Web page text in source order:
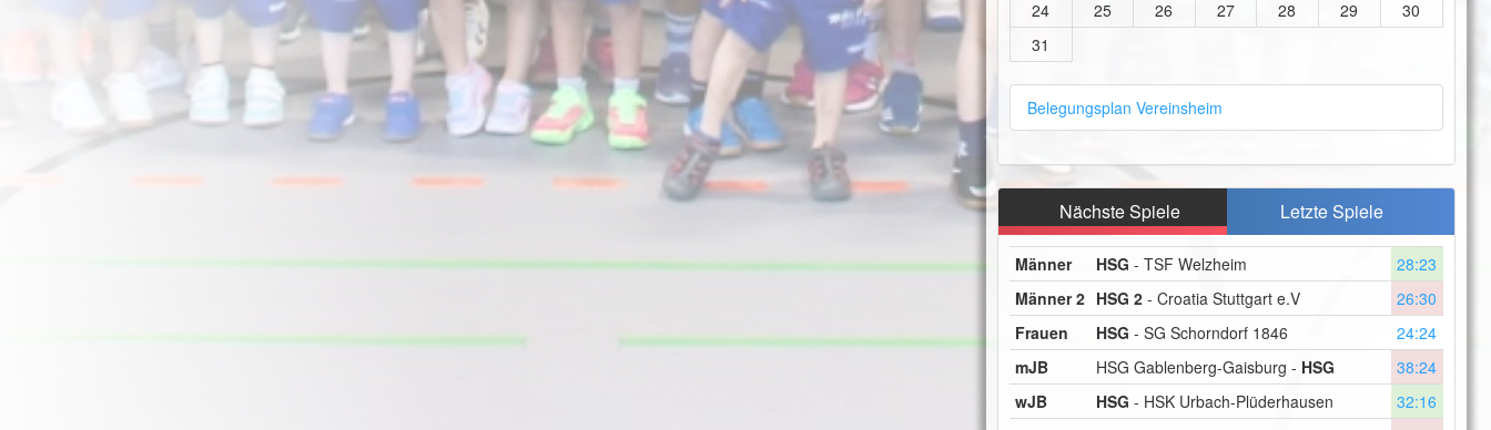
24
25 26 27 28 29
30
31
Belegungsplan Vereinsheim
Nächste Spiele Letzte Spiele
Männer HSG - TSF Welzheim
28:23
Männer 2 HSG 2- Croatia Stuttgart e.V
26:30
Frauen
HSG - SG Schorndorf 1846
24:24
mJB
HSG Gablenberg-Gaisburg - HSG
38:24
wJB
HSG - HSK Urbach-Plüderhausen
32:16